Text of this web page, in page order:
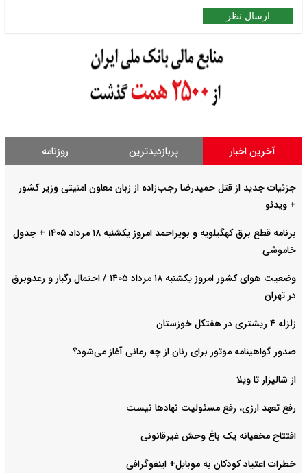
ارسال نظر
آخرین اخبار پربازدیدترین روزنامه
جزئیات جدید از قتل حمیدرضا رجب‌زاده از زبان معاون امنیتی وزیر کشور
+ ویدئو
برنامه قطع برق کهگیلویه و بویراحمد امروز یکشنبه ۱۸ مرداد ۱۴۰۵ + جدول
خاموشی
وضعیت هوای کشور امروز یکشنبه ۱۸ مرداد ۱۴۰۵ / احتمال رگبار و رعدوبرق
در تهران
زلزله ۴ ریشتری در هفتکل خوزستان
صدور گواهینامه موتور برای زنان از چه زمانی آغاز می‌شود؟
از شالیزار تا ویلا
رفع تعهد ارزی، رفع مسئولیت نهادها نیست
افتتاح مخفیانه یک باغ وحش غیرقانونی
خطرات اعتیاد کودکان به موبایل+ اینفوگرافی